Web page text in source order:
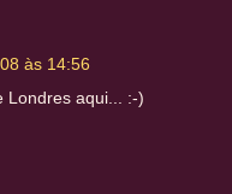
às 14:56
Londres aqui... :-)